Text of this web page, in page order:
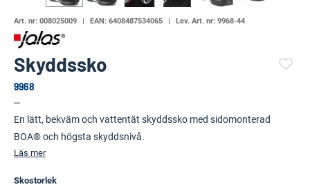
Art. nr: 008025009 EAN: 6408487534065 Lev. Art. nr: 9968-44
Skyddssko
9968
En lätt, bekväm och vattentät skyddssko med sidomonterad
BOA® och högsta skyddsnivå.
Läs mer
Skostorlek